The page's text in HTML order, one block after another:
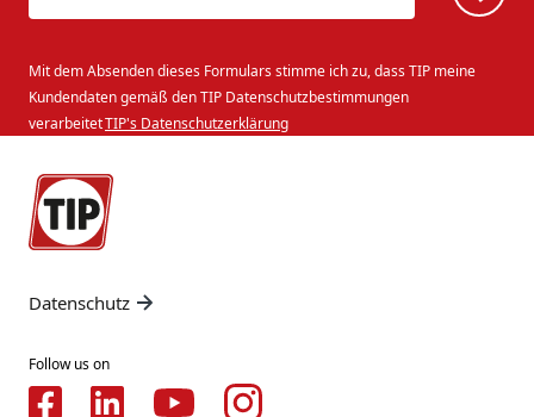
Mit dem Absenden dieses Formulars stimme ich zu, dass TIP meine
Kundendaten gemäß den TIP Datenschutzbestimmungen
verarbeitetTIP's Datenschutzerklärung
Datenschutz
Follow us on